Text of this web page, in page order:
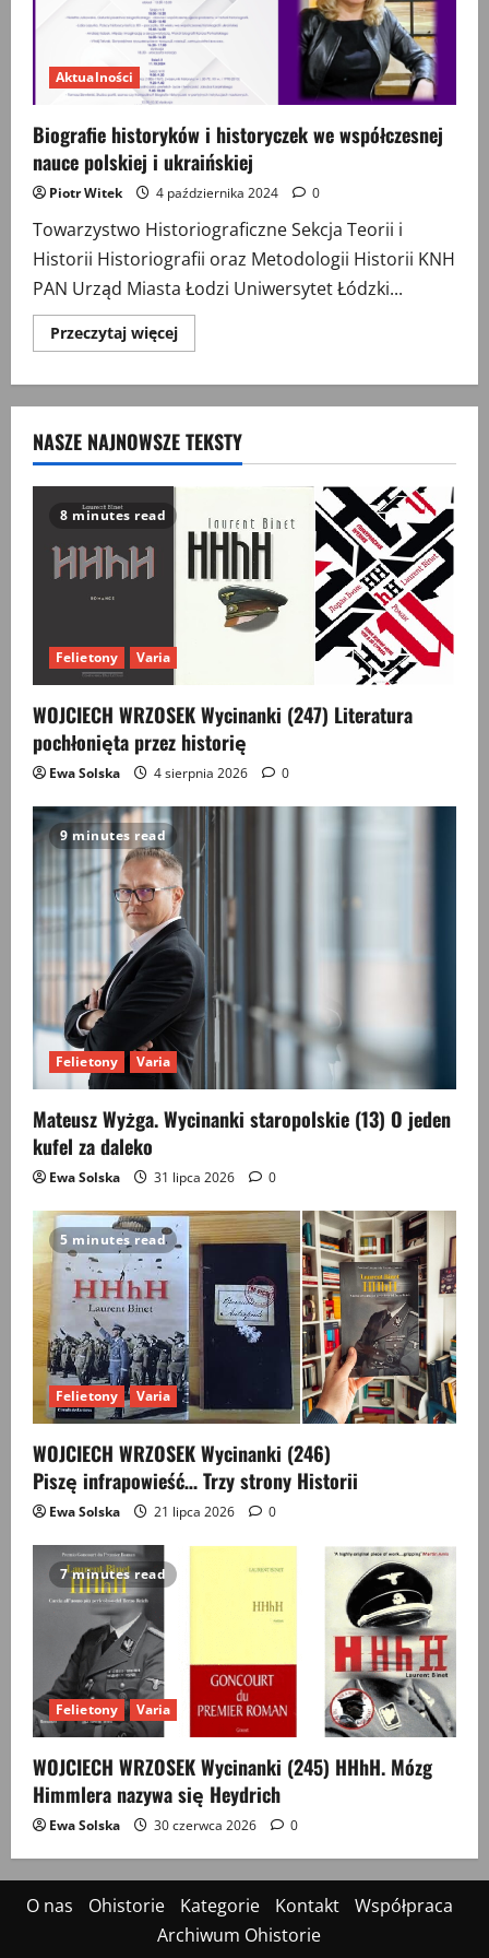
Aktualności
Biografie historyków i historyczek we współczesnej
nauce polskiej i ukraińskiej
Piotr Witek 4 października 2024 0
Towarzystwo Historiograficzne Sekcja Teorii i
Historii Historiografii oraz Metodologii Historii KNH
PAN Urząd Miasta Łodzi Uniwersytet Łódzki...
Przeczytaj więcejPrzeczytaj
więcej
i
we
współczesnej
nauce
ukraińskiej
NASZE NAJNOWSZE TEKSTY
8 minutes read
Felietony Varia
WOJCIECH WRZOSEK Wycinanki (247) Literatura
pochłonięta przez historię
Ewa Solska 4 sierpnia 2026 0
9 minutes read
Felietony Varia
Mateusz Wyżga. Wycinanki staropolskie (13) O jeden
kufel za daleko
Ewa Solska 31 lipca 2026 0
5 minutes read
Felietony Varia
WOJCIECH WRZOSEK Wycinanki (246)
Piszę infrapowieść… Trzy strony Historii
Ewa Solska 21 lipca 2026 0
7 minutes read
Felietony Varia
WOJCIECH WRZOSEK Wycinanki (245) HHhH. Mózg
Himmlera nazywa się Heydrich
Ewa Solska 30 czerwca 2026 0
O nas Ohistorie Kategorie Kontakt
Współpraca
Archiwum Ohistorie